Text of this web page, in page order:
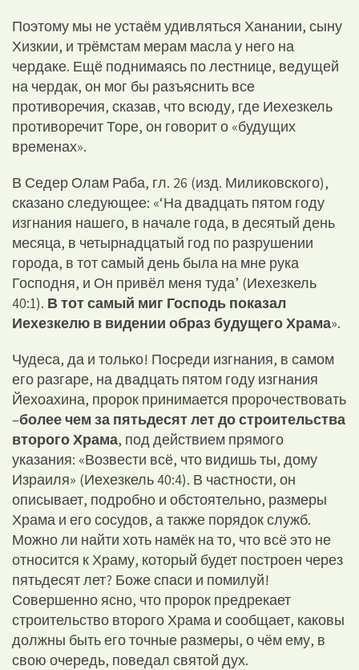
Поэтому мы не устаём удивляться Ханании, сыну
Хизкии, и трёмстам мерам масла у него на
чердаке. Ещё поднимаясь по лестнице, ведущей
на чердак, он мог бы разъяснить все
противоречия, сказав, что всюду, где Иехезкель
противоречит Торе, он говорит о «будущих
временах».
В Седер Олам Раба, гл. 26 (изд. Миликовского),
сказано следующее: «‘На двадцать пятом году
изгнания нашего, в начале года, в десятый день
месяца, в четырнадцатый год по разрушении
города, в тот самый день была на мне рука
Господня, и Он привёл меня туда’ (Иехезкель
40:1). В тот самый миг Господь показал
Иехезкелю в видении образ будущего Храма».
Чудеса, да и только! Посреди изгнания, в самом
его разгаре, на двадцать пятом году изгнания
Йехоахина, пророк принимается пророчествовать
–более чем за пятьдесят лет до строительства
второго Храма, под действием прямого
указания: «Возвести всё, что видишь ты, дому
Израиля» (Иехезкель 40:4). В частности, он
описывает, подробно и обстоятельно, размеры
Храма и его сосудов, а также порядок служб.
Можно ли найти хоть намёк на то, что всё это не
относится к Храму, который будет построен через
пятьдесят лет? Боже спаси и помилуй!
Совершенно ясно, что пророк предрекает
строительство второго Храма и сообщает, каковы
должны быть его точные размеры, о чём ему, в
свою очередь, поведал святой дух.